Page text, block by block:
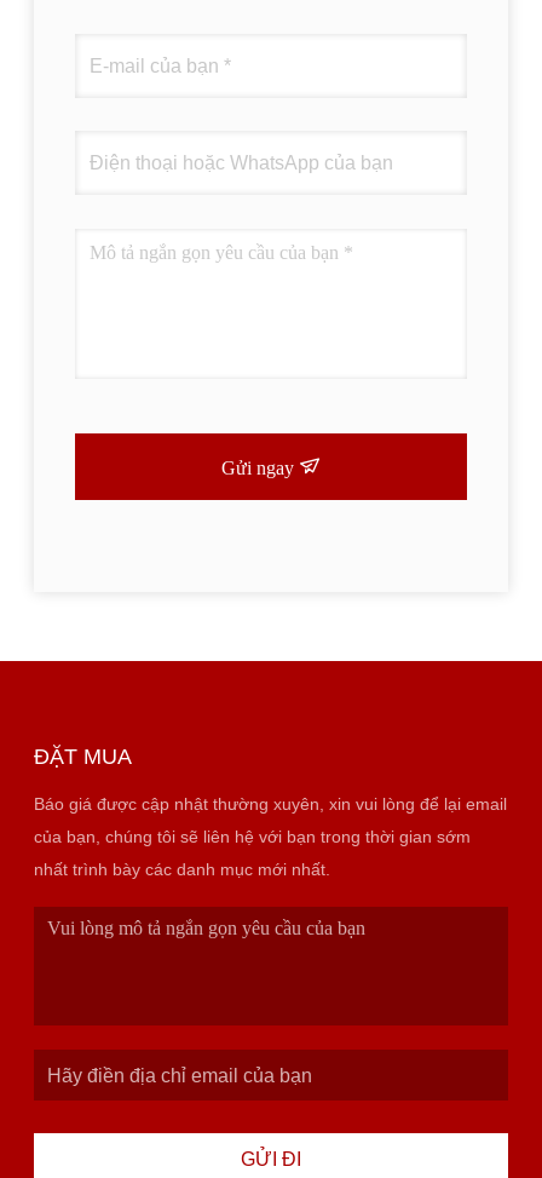
Gửi ngay
ĐẶT MUA
Báo giá được cập nhật thường xuyên, xin vui lòng để lại email
của bạn, chúng tôi sẽ liên hệ với bạn trong thời gian sớm
nhất trình bày các danh mục mới nhất.
GỬI ĐI